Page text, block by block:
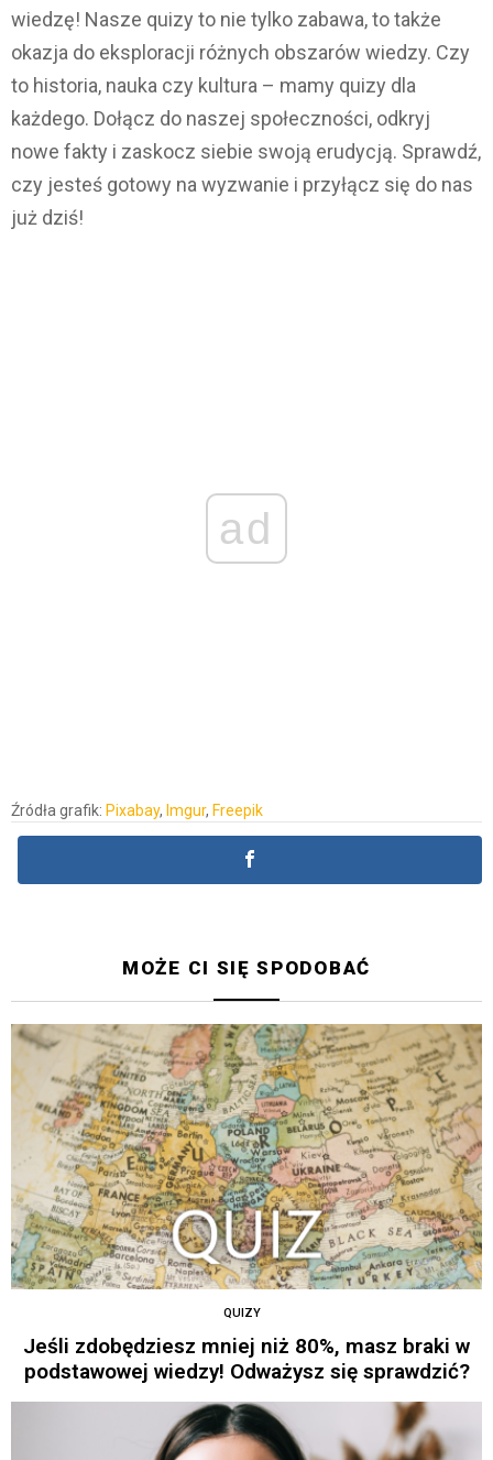
wiedzę! Nasze quizy to nie tylko zabawa, to także
okazja do eksploracji różnych obszarów wiedzy. Czy
to historia, nauka czy kultura – mamy quizy dla
każdego. Dołącz do naszej społeczności, odkryj
nowe fakty i zaskocz siebie swoją erudycją. Sprawdź,
czy jesteś gotowy na wyzwanie i przyłącz się do nas
już dziś!
ad
Źródła grafik: Pixabay, Imgur, Freepik
MOŻE CI SIĘ SPODOBAĆ
QUIZY
Jeśli zdobędziesz mniej niż 80%, masz braki w
podstawowej wiedzy! Odważysz się sprawdzić?